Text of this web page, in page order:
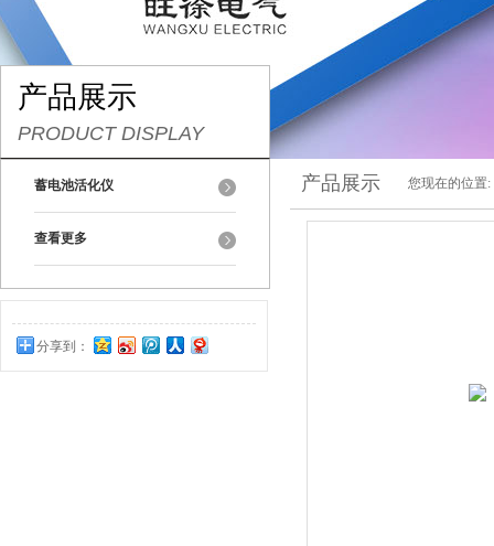
产品展示
PRODUCT DISPLAY
蓄电池活化仪
查看更多
分享到：
产品展示 您现在的位置: